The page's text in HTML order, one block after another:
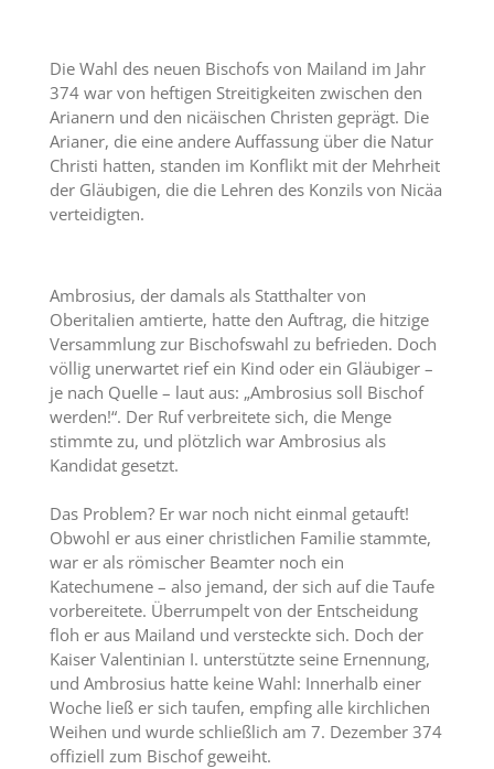
Die Wahl des neuen Bischofs von Mailand im Jahr
374 war von heftigen Streitigkeiten zwischen den
Arianern und den nicäischen Christen geprägt. Die
Arianer, die eine andere Auffassung über die Natur
Christi hatten, standen im Konflikt mit der Mehrheit
der Gläubigen, die die Lehren des Konzils von Nicäa
verteidigten.
Ambrosius, der damals als Statthalter von
Oberitalien amtierte, hatte den Auftrag, die hitzige
Versammlung zur Bischofswahl zu befrieden. Doch
völlig unerwartet rief ein Kind oder ein Gläubiger –
je nach Quelle – laut aus: „Ambrosius soll Bischof
werden!“. Der Ruf verbreitete sich, die Menge
stimmte zu, und plötzlich war Ambrosius als
Kandidat gesetzt.
Das Problem? Er war noch nicht einmal getauft!
Obwohl er aus einer christlichen Familie stammte,
war er als römischer Beamter noch ein
Katechumene – also jemand, der sich auf die Taufe
vorbereitete. Überrumpelt von der Entscheidung
floh er aus Mailand und versteckte sich. Doch der
Kaiser Valentinian I. unterstützte seine Ernennung,
und Ambrosius hatte keine Wahl: Innerhalb einer
Woche ließ er sich taufen, empfing alle kirchlichen
Weihen und wurde schließlich am 7. Dezember 374
offiziell zum Bischof geweiht.